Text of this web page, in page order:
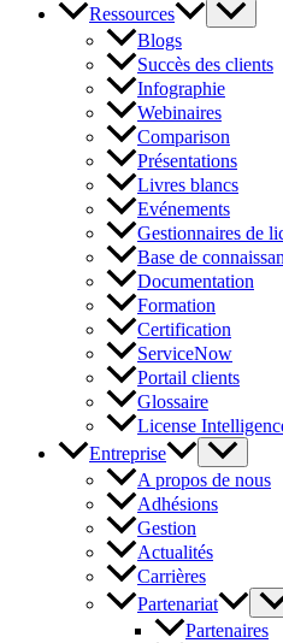
Ressources
Blogs
Succès des clients
Infographie
Webinaires
Comparison
Présentations
Livres blancs
Evénements
Gestionnaires de
Base de
Documentation
Formation
Certification
ServiceNow
Portail clients
Glossaire
License
Entreprise
A propos de nous
Adhésions
Gestion
Actualités
Carrières
Partenariat
Partenaires